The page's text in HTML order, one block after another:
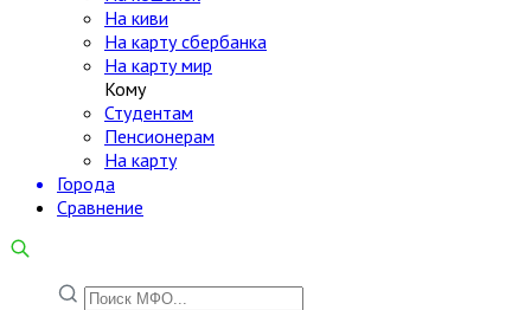
На киви
На карту сбербанка
На карту мир
Кому
Студентам
Пенсионерам
На карту
Города
Сравнение